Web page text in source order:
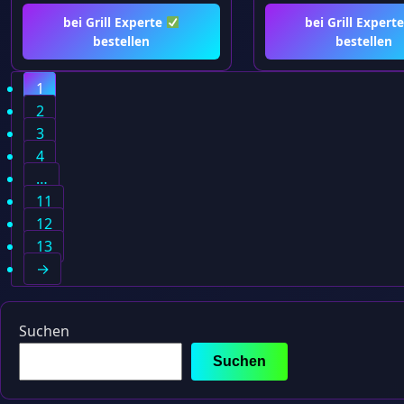
bei Grill Experte
bestellen
bei Grill
bestellen
1
2
3
4
…
11
12
13
→
Suchen
Suchen